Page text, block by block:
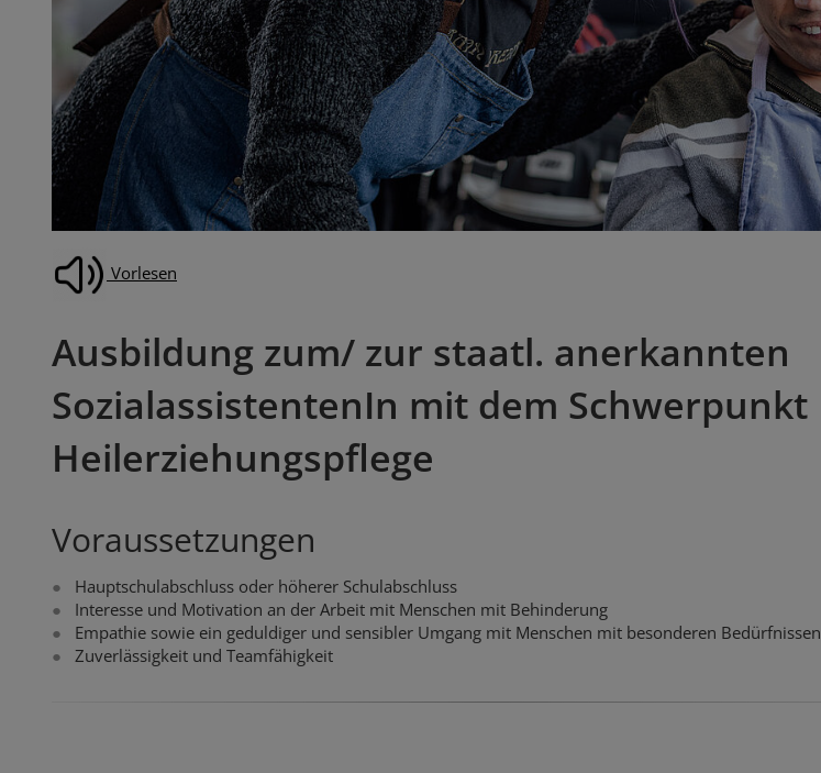
Vorlesen
Ausbildung zum/ zur staatl. anerkannten
SozialassistentenIn mit dem Schwerpunkt
Heilerziehungspflege
Voraussetzungen
Hauptschulabschluss oder höherer Schulabschluss
Interesse und Motivation an der Arbeit mit Menschen mit Behinderung
Empathie sowie ein geduldiger und sensibler Umgang mit Menschen mit besonderen Bedürfnissen
Zuverlässigkeit und Teamfähigkeit